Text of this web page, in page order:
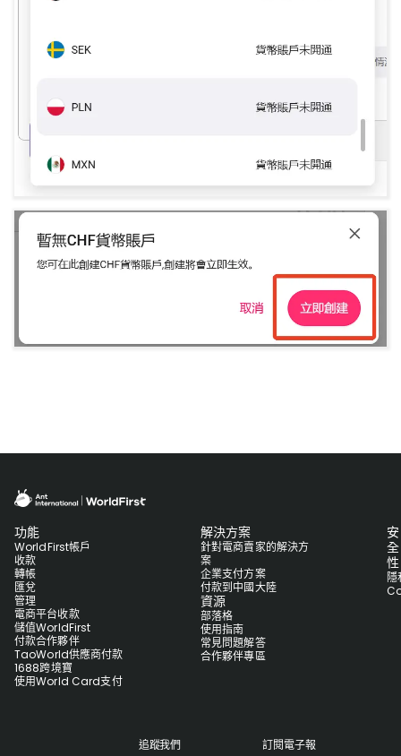
功能
WorldFirst帳戶
收款
轉帳
匯兌
管理
電商平台收款
儲值WorldFirst
付款合作夥伴
TaoWorld供應商付款
1688跨境寶
使用World Card支付
解決方案
針對電商賣家的解決方
案
企業支付方案
付款到中國大陸
資源
部落格
使用指南
常見問題解答
合作夥伴專區
安
全
性
隱
追蹤我們 訂閱電子報